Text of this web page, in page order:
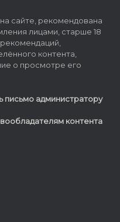
сайте, рекомендована
лицами, старше 18
контента,
о просмотре его
письмо администратору
контента